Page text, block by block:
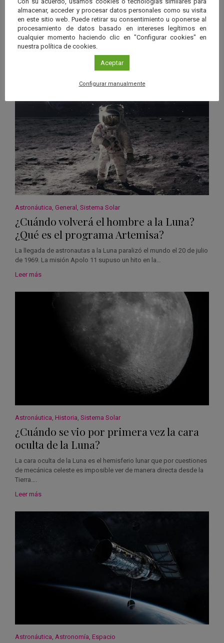
¿Qué son los puntos de Lagrange?
Consideremos un sistema formado por dos astros que orbitan en
torno a su centro de masas común. Normalmente uno de los
cuerpos será mucho mayor…
Astronáutica General Sistema Solar
¿Cuándo volverá el hombre a la Luna?
¿Qué es el programa Artemisa?
La llegada de astronautas a la Luna paralizó el mundo el 20 de julio
de 1969. La misión Apolo 11 supuso un hito en la…
Leer más
Astronáutica Historia Sistema Solar
¿Cuándo se vio por primera vez la cara
oculta de la Luna?
La cara oculta de la Luna es el hemisferio lunar que por cuestiones
de mecánica celeste es imposible ver de manera directa desde la
Tierra….
Leer más
Astronáutica, Astronomía, Espacio
almacenar, acceder y procesar datos personales como su visita
en este sitio web. Puede retirar su consentimiento u oponerse al
procesamiento de datos basado en intereses legítimos en
cualquier momento haciendo clic en "Configurar cookies" en
nuestra política de cookies.
Aceptar
Configurar manualmente